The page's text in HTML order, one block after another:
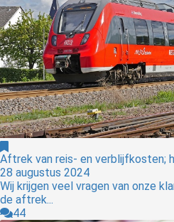
Aftrek van reis- en verblijfkosten;
28 augustus 2024
Wij krijgen veel vragen van onze
de aftrek...
44